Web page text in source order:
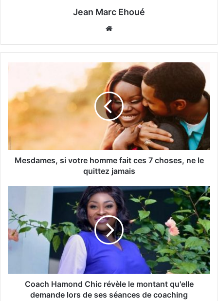
Jean Marc Ehoué
Mesdames, si votre homme fait ces 7 choses, ne le
quittez jamais
Coach Hamond Chic révèle le montant qu'elle
demande lors de ses séances de coaching